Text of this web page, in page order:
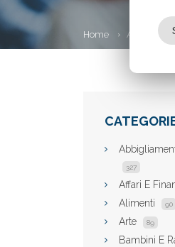
Home Aziende
327
Affari E
Alimenti 90
Arte 89
Bambini E